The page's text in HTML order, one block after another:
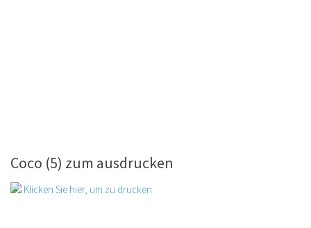
Coco (5) zum ausdrucken
Klicken Sie hier, um zu drucken